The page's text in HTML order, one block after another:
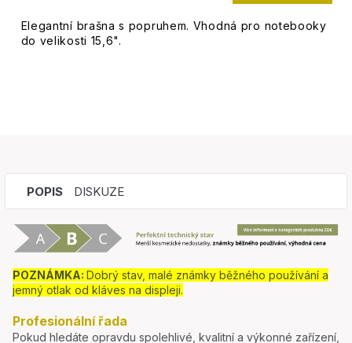
Elegantní brašna s popruhem. Vhodná pro notebooky
do velikosti 15,6".
POPIS DISKUZE
POZNÁMKA: Dobrý stav, malé známky běžného používání a
jemný otlak od kláves na displeji.
Profesionální řada
Pokud hledáte opravdu spolehlivé, kvalitní a výkonné zařízení,